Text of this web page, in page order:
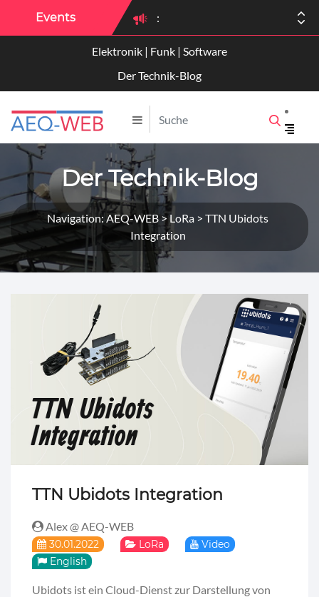
Events :
:
Elektronik | Funk | Software
Der Technik-Blog
Der Technik-Blog
Navigation: AEQ-WEB > LoRa > TTN Ubidots
Integration
TTN Ubidots Integration
Alex @ AEQ-WEB
30.01.2022 LoRa
Video
English
Ubidots ist ein Cloud-Dienst zur Darstellung von